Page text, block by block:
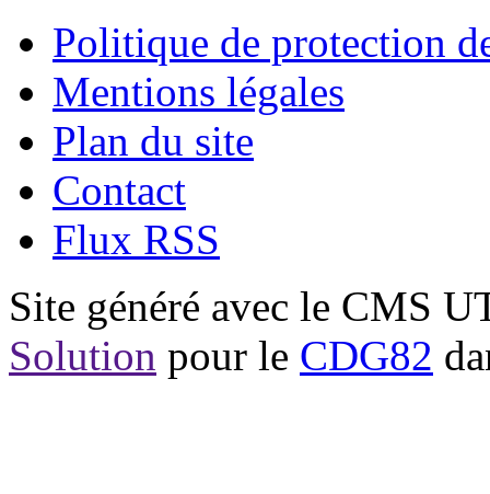
Politique de protection
Mentions légales
Plan du site
Contact
Flux RSS
Site généré avec le CMS
Solution pour le CDG82